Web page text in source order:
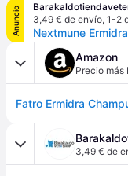
Anuncio
3,49 € de envío, 1-2
Amazon
Precio más
3,49 € de